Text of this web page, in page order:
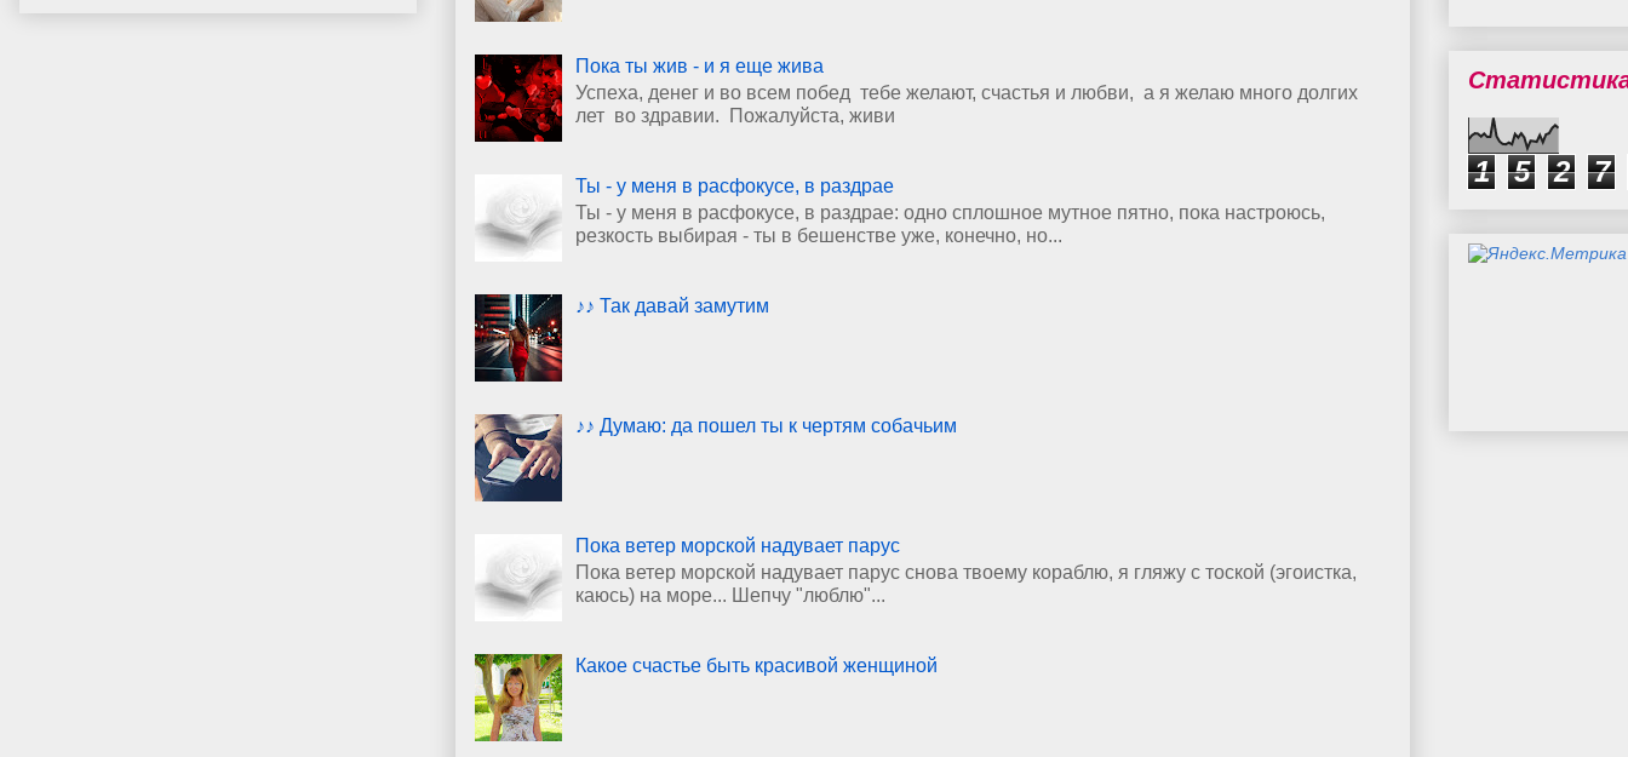
Пока ты жив - и я еще жива
Успеха, денег и во всем побед тебе желают, счастья и любви, а я желаю много долгих
лет во здравии. Пожалуйста, живи
Ты - у меня в расфокусе, в раздрае
Ты - у меня в расфокусе, в раздрае: одно сплошное мутное пятно, пока настроюсь,
резкость выбирая - ты в бешенстве уже, конечно, но...
♪♪ Так давай замутим
♪♪ Думаю: да пошел ты к чертям собачьим
Пока ветер морской надувает парус
Пока ветер морской надувает парус снова твоему кораблю, я гляжу с тоской (эгоистка,
каюсь) на море... Шепчу "люблю"...
Какое счастье быть красивой женщиной
1 5 2 7